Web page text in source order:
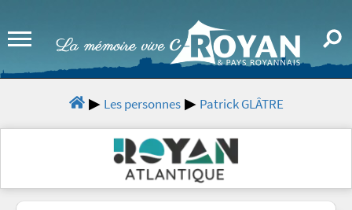
Les personnes Patrick GLÂTRE